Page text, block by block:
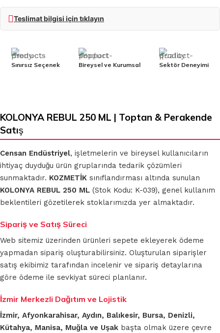
Teslimat bilgisi için tıklayın
Sınırsız Seçenek Bireysel ve Kurumsal Sektör Deneyimi
KOLONYA REBUL 250 ML | Toptan & Perakende
Satış
Censan Endüstriyel, işletmelerin ve bireysel kullanıcıların
ihtiyaç duyduğu ürün gruplarında tedarik çözümleri
sunmaktadır. KOZMETİK sınıflandırması altında sunulan
KOLONYA REBUL 250 ML (Stok Kodu: K-039), genel kullanım
beklentileri gözetilerek stoklarımızda yer almaktadır.
Sipariş ve Satış Süreci
Web sitemiz üzerinden ürünleri sepete ekleyerek ödeme
yapmadan sipariş oluşturabilirsiniz. Oluşturulan siparişler
satış ekibimiz tarafından incelenir ve sipariş detaylarına
göre ödeme ile sevkiyat süreci planlanır.
İzmir Merkezli Dağıtım ve Lojistik
İzmir, Afyonkarahisar, Aydın, Balıkesir, Bursa, Denizli,
Kütahya, Manisa, Muğla ve Uşak başta olmak üzere çevre